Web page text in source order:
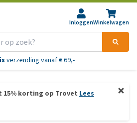
InloggenWinkelwagen
verzending vanaf € 69,-
15% korting op Trovet Lees